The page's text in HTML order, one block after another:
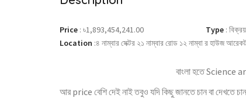
Price : ৳1,893,454,241.00 Type : বিক্রয়
Location :৪ নাম্বার সেক্টর ২১ নাম্বার রোড ১২ নাম্বা র হাউজ
বাংলা হতে Science
আর price বেশি দেই নাই তবুও যদি কিছু জানতে চান বা দেখতে